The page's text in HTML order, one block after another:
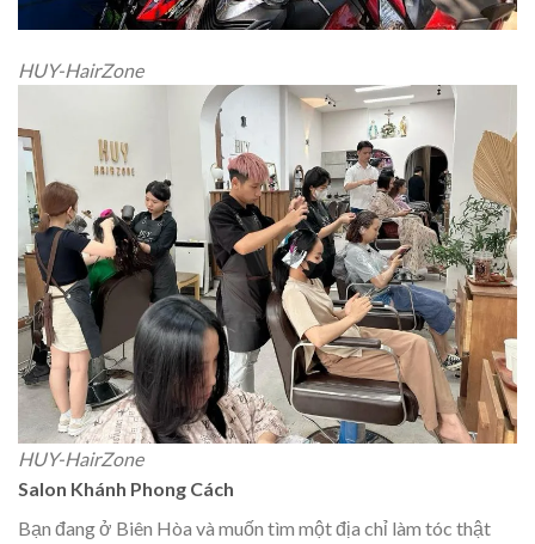
HUY-HairZone
HUY-HairZone
Salon Khánh Phong Cách
Bạn đang ở Biên Hòa và muốn tìm một địa chỉ làm tóc thật